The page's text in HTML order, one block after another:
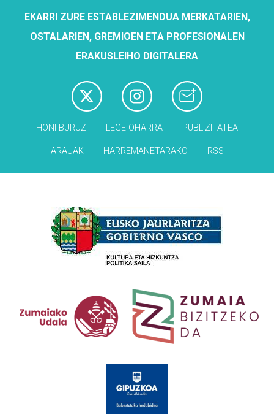
EKARRI ZURE ESTABLEZIMENDUA MERKATARIEN,
OSTALARIEN, GREMIOEN ETA PROFESIONALEN
ERAKUSLEIHO DIGITALERA
HONI BURUZ LEGE OHARRA PUBLIZITATEA
ARAUAK HARREMANETARAKO RSS